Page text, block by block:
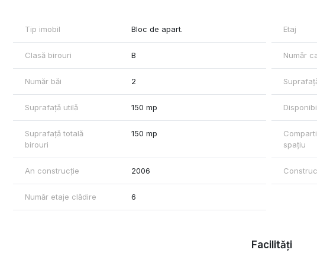
Florin Feraru – Commercial Real Estate Specialist
Tel: +40736675773
www.Spatii-comerciale-brasov.ro
www.Halebrasov.ro
Tip imobil Bloc de apart. Etaj
Clasă birouri B Număr
Număr băi 2
Suprafață utilă 150 mp
Suprafață totală
birouri
150 mp
spațiu
An construcție 2006
Număr etaje clădire 6
Facilități